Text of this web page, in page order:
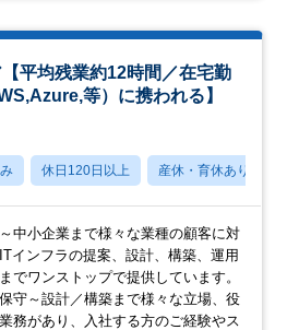
平均残業約12時間／在宅勤
等）に携われる】
休日120日以上 産休・育休あり
中小企業まで様々な業種の顧客に対
インフラの提案、設計、構築、運用
でワンストップで提供しています。
守～設計／構築まで様々な立場、役
務があり、入社する方のご経験やス